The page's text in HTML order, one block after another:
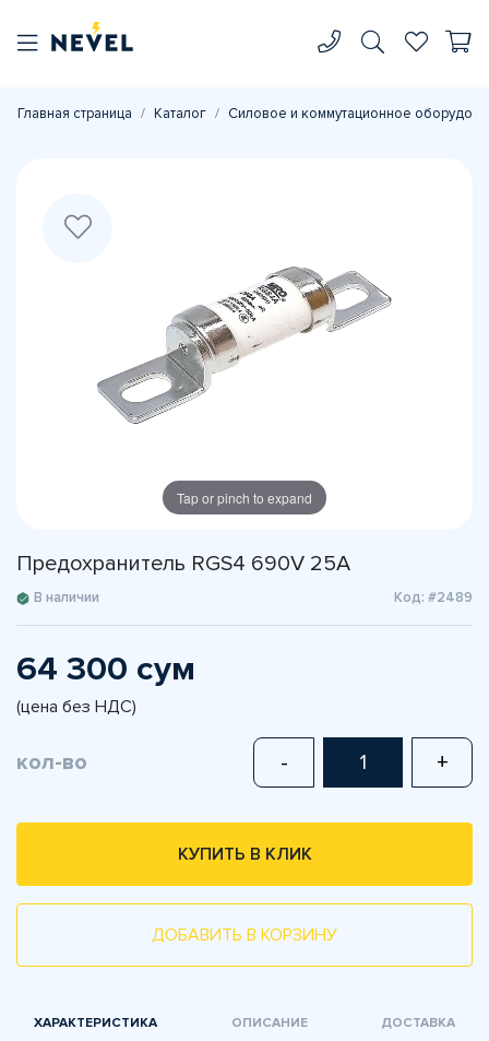
Главная страница Каталог Силовое и коммутационное
Tap or pinch to expand
Предохранитель RGS4 690V 25A
В наличии Код: #2489
64 300 сум
(цена без НДС)
кол-во - +
КУПИТЬ В КЛИК
ДОБАВИТЬ В КОРЗИНУ
ХАРАКТЕРИСТИКА ОПИСАНИЕ ДОСТАВКА